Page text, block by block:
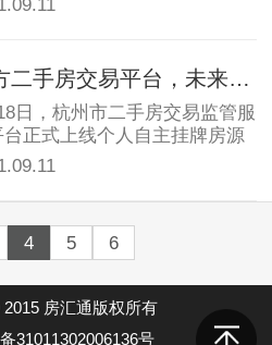
官方二手房交易平台，未来会全面推广吗？
日，杭州市二手房交易监管服
台正式上线个人自主挂牌房源
这意味着，...
4 5 6
房汇通版权所有
31011302006136号